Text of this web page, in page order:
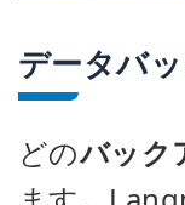
データバ
どのバック